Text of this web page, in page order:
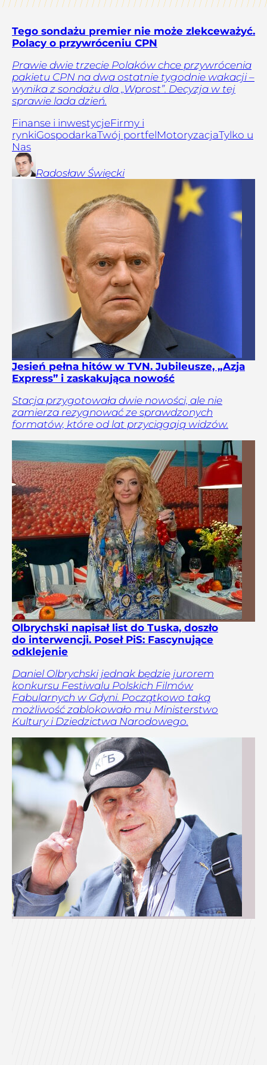
Tego sondażu premier nie może zlekceważyć.
Polacy o przywróceniu CPN
Prawie dwie trzecie Polaków chce przywrócenia
pakietu CPN na dwa ostatnie tygodnie wakacji –
wynika z sondażu dla „Wprost”. Decyzja w tej
sprawie lada dzień.
Finanse i inwestycjeFirmy i
rynkiGospodarkaTwój portfelMotoryzacjaTylko u
Nas
Radosław Święcki
Jesień pełna hitów w TVN. Jubileusze, „Azja
Express” i zaskakująca nowość
Stacja przygotowała dwie nowości, ale nie
zamierza rezygnować ze sprawdzonych
formatów, które od lat przyciągają widzów.
Olbrychski napisał list do Tuska, doszło
do interwencji. Poseł PiS: Fascynujące
odklejenie
Daniel Olbrychski jednak będzie jurorem
konkursu Festiwalu Polskich Filmów
Fabularnych w Gdyni. Początkowo taką
możliwość zablokowało mu Ministerstwo
Kultury i Dziedzictwa Narodowego.